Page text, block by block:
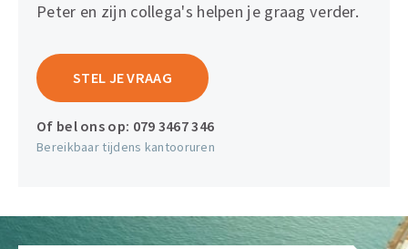
Peter en zijn collega's helpen je graag verder.
STEL JE VRAAG
Of bel ons op: 079 3467 346
Bereikbaar tijdens kantooruren